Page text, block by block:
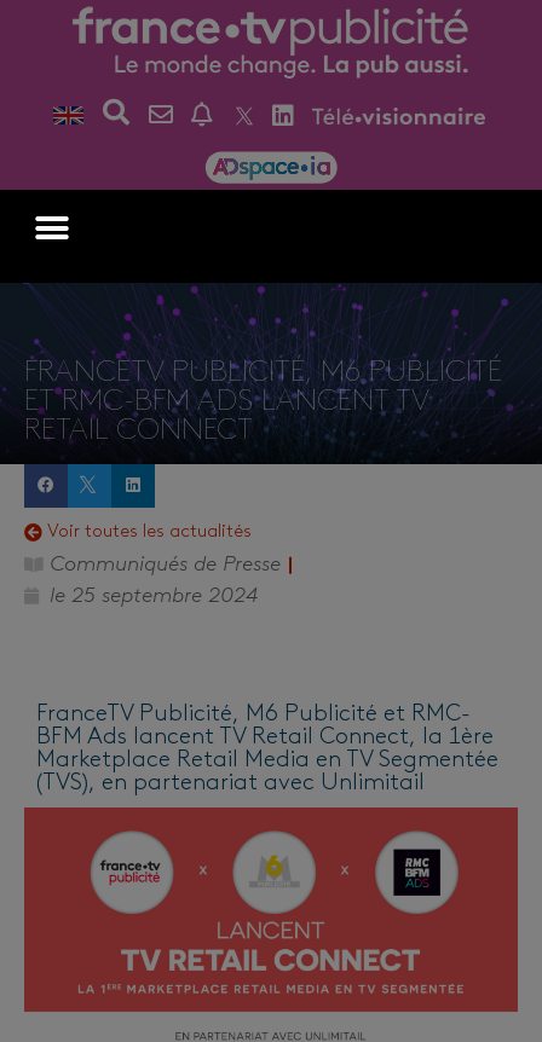
FRANCETV PUBLICITÉ, M6 PUBLICITÉ
ET RMC-BFM ADS LANCENT TV
RETAIL CONNECT
Voir toutes les actualités
Communiqués de Presse
le 25 septembre 2024
FranceTV Publicité, M6 Publicité et RMC-
BFM Ads lancent TV Retail Connect, la 1ère
Marketplace Retail Media en TV Segmentée
(TVS), en partenariat avec Unlimitail